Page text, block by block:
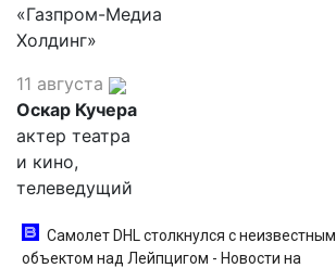
«Газпром-Медиа
Холдинг»
11 августа
Оскар Кучера
актер театра
и кино,
телеведущий
Самолет DHL столкнулся с неизвестным
объектом над Лейпцигом - Новости на